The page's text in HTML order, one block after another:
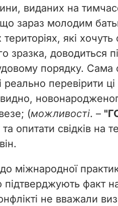
d
e
o
виданих на
зараз молодим
які
зразка, доводиться
порядку.
перевірити
(можливості. –
опитати свідків на
до міжнародної
підтверджують факт
не вважали